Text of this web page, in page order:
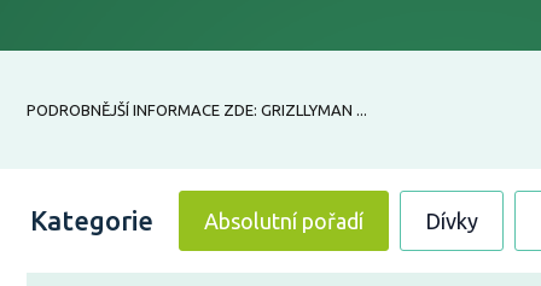
PODROBNĚJŠÍ INFORMACE ZDE: GRIZLLYMAN ...
Kategorie Absolutní pořadí Dívky